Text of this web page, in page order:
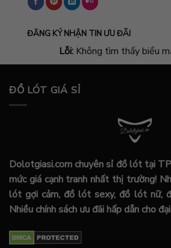
ĐĂNG KÝ NHẬN TIN ƯU ĐÃI
Lỗi:Không tìm thấy biểu
ĐỒ LÓT GIÁ SỈ
Dolotgiasi.com chuyên sỉ đồ lót tại
mức giá cạnh tranh nhất thị trường!
lót gợi cảm, đồ lót sexy, đồ lót nữ,
Nhiều chính sách ưu đãi hấp dẫn cho